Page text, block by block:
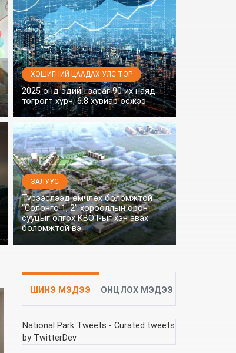
ХӨШИГНИЙ ЦААДАХ УЛС ТӨР
2025 онд эдийн засаг 90 их наяд
төгрөгт хүрч, 6.8 хувиар өсжээ
ЗАЛУУС
Түрээслээд өмчлөх боломжтой
“Солонго 1, 2” хорооллын орон
сууцыг олгох КВОТ-ыг хэн авах
боломжтой вэ
ШИНЭ МЭДЭЭ ОНЦЛОХ МЭДЭЭ
National Park Tweets - Curated tweets
by TwitterDev